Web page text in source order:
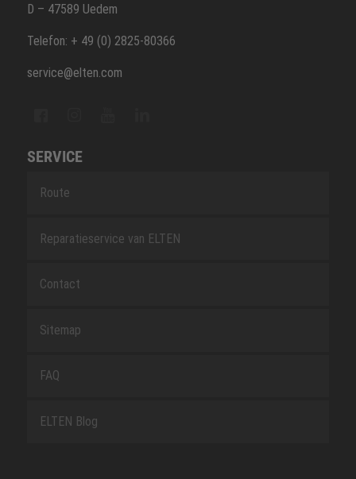
D – 47589 Uedem
Telefon: + 49 (0) 2825-80366
service@elten.com
SERVICE
Route
Reparatieservice van ELTEN
Contact
Sitemap
FAQ
ELTEN Blog